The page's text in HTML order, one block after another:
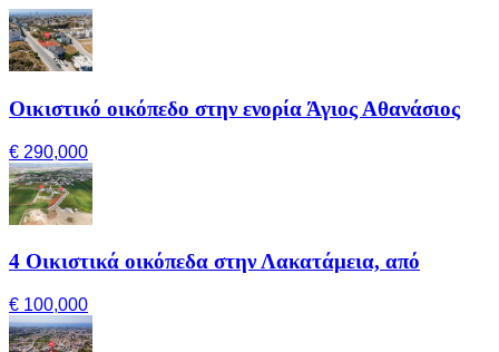
Οικιστικό οικόπεδο στην ενορία Άγιος Αθανάσιος
€ 290,000
4 Οικιστικά οικόπεδα στην Λακατάμεια, από
€ 100,000